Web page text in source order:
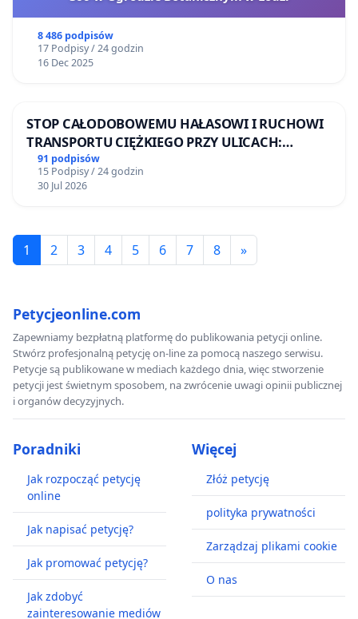
8 486 podpisów
17 Podpisy / 24 godzin
16 Dec 2025
STOP CAŁODOBOWEMU HAŁASOWI I RUCHOWI
TRANSPORTU CIĘŻKIEGO PRZY ULICACH:
DRUCKIEGO-LUBECKIEGO, STALMACHA I
RUGIAŃSKIEJ
91 podpisów
15 Podpisy / 24 godzin
30 Jul 2026
1 2 3 4 5 6 7 8 »
Petycjeonline.com
Zapewniamy bezpłatną platformę do publikowania petycji online.
Stwórz profesjonalną petycję on-line za pomocą naszego serwisu.
Petycje są publikowane w mediach każdego dnia, więc stworzenie
petycji jest świetnym sposobem, na zwrócenie uwagi opinii publicznej
i organów decyzyjnych.
Poradniki
Jak rozpocząć petycję
online
Jak napisać petycję?
Jak promować petycję?
Jak zdobyć
zainteresowanie mediów
Więcej
Złóż petycję
polityka prywatności
Zarządzaj plikami cookie
O nas